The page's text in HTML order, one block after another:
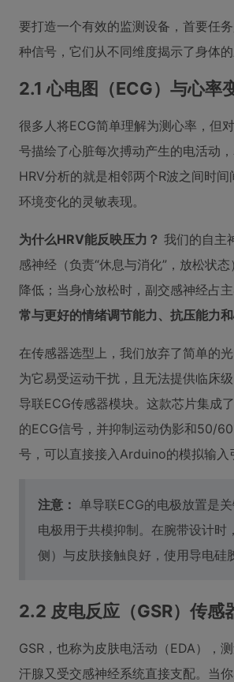
要打造一个有效的监测设备，首要任
种信号，它们从不同维度揭示了身体的
2.1 心电图（ECG）与心率
很多人将ECG简单理解为测心率，但
号描绘了心脏每次搏动产生的电活动
HRV分析的就是相邻两个R波之间时
环境变化的灵敏表现。
为什么HRV能反映压力？ 我们的自主
感神经（负责“休息与消化”，放松状
降低；当身心放松时，副交感神经占
常与更好的情绪调节能力、抗压能力
在传感器选型上，我们放弃了简单的
为它易受运动干扰，且无法提供临床
导联ECG传感器模块。这款芯片集成
的ECG信号，并抑制运动伪影和50/
号，可以直接接入Arduino的模拟输入
注意： 单导联ECG的电极放置是
电极用于共模抑制。在腕带设计
侧）与皮肤接触良好，使用导电硅
2.2 皮电反应（GSR）传感
GSR，也称为皮肤电活动（EDA），
汗腺又受交感神经系统直接支配。当